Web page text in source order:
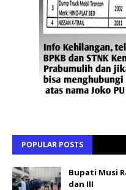
POPULAR POSTS
Bupati Musi
dan III